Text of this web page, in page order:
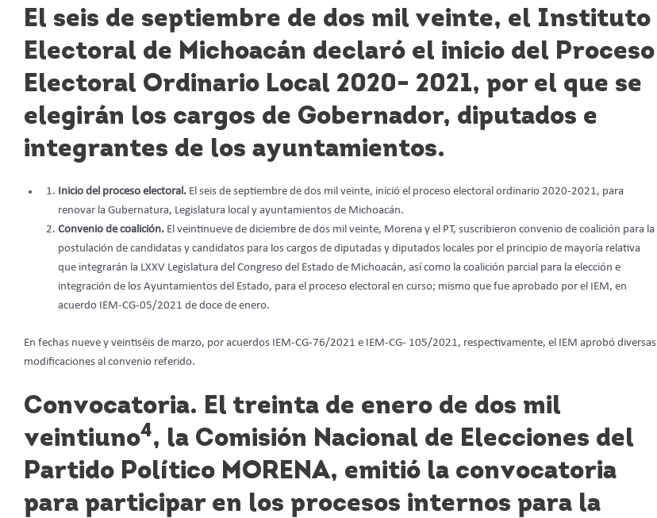
El seis de septiembre de dos mil veinte, el Instituto
Electoral de Michoacán declaró el inicio del Proceso
Electoral Ordinario Local 2020- 2021, por el que se
elegirán los cargos de Gobernador, diputados e
integrantes de los ayuntamientos.
Inicio del proceso electoral. El seis de septiembre de dos mil veinte, inició el proceso electoral ordinario 2020-2021, para
renovar la Gubernatura, Legislatura local y ayuntamientos de Michoacán.
Convenio de coalición. El veintinueve de diciembre de dos mil veinte, Morena y el PT, suscribieron convenio de coalición para la
postulación de candidatas y candidatos para los cargos de diputadas y diputados locales por el principio de mayoría relativa
que integrarán la LXXV Legislatura del Congreso del Estado de Michoacán, así como la coalición parcial para la elección e
integración de los Ayuntamientos del Estado, para el proceso electoral en curso; mismo que fue aprobado por el IEM, en
acuerdo IEM-CG-05/2021 de doce de enero.
En fechas nueve y veintiséis de marzo, por acuerdos IEM-CG-76/2021 e IEM-CG- 105/2021, respectivamente, el IEM aprobó diversas
modificaciones al convenio referido.
Convocatoria. El treinta de enero de dos mil
veintiuno4, la Comisión Nacional de Elecciones del
Partido Político MORENA, emitió la convocatoria
para participar en los procesos internos para la